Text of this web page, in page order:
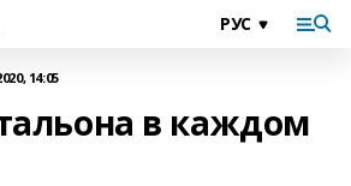
14:05
в каждом